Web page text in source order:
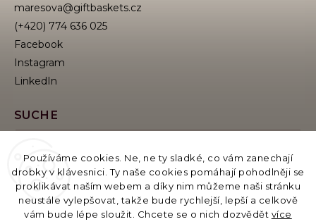
Používáme cookies. Ne, ne ty sladké, co vám zanechají
drobky v klávesnici. Ty naše cookies pomáhají pohodlněji se
proklikávat naším webem a díky nim můžeme naši stránku
neustále vylepšovat, takže bude rychlejší, lepší a celkově
vám bude lépe sloužit. Chcete se o nich dozvědět více
maresova@giftbaskets.cz
(+420) 774 636 025
Facebook
Instagram
SUCHE
Suchen
Betreiber des E-Katalogs: